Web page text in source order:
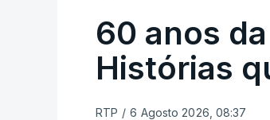
60 anos
Histórias
RTP / 6 Agosto 2026, 08:37